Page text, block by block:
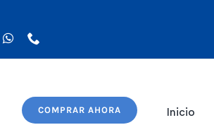
COMPRAR AHORA Inicio